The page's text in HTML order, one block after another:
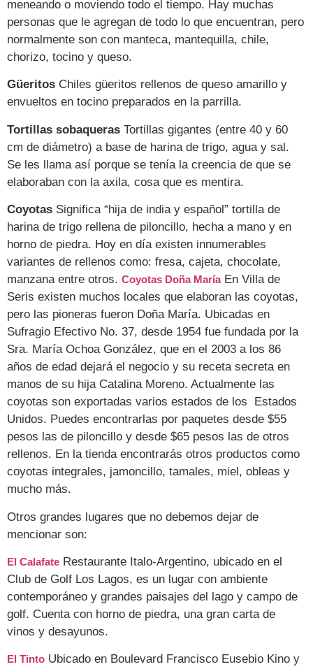
meneando o moviendo todo el tiempo. Hay muchas
personas que le agregan de todo lo que encuentran, pero
normalmente son con manteca, mantequilla, chile,
chorizo, tocino y queso.
Güeritos Chiles güeritos rellenos de queso amarillo y
envueltos en tocino preparados en la parrilla.
Tortillas sobaqueras Tortillas gigantes (entre 40 y 60
cm de diámetro) a base de harina de trigo, agua y sal.
Se les llama así porque se tenía la creencia de que se
elaboraban con la axila, cosa que es mentira.
Coyotas Significa “hija de india y español” tortilla de
harina de trigo rellena de piloncillo, hecha a mano y en
horno de piedra. Hoy en día existen innumerables
variantes de rellenos como: fresa, cajeta, chocolate,
manzana entre otros. Coyotas Doña MaríaEn Villa de
Seris existen muchos locales que elaboran las coyotas,
pero las pioneras fueron Doña María. Ubicadas en
Sufragio Efectivo No. 37, desde 1954 fue fundada por la
Sra. María Ochoa González, que en el 2003 a los 86
años de edad dejará el negocio y su receta secreta en
manos de su hija Catalina Moreno. Actualmente las
coyotas son exportadas varios estados de los Estados
Unidos. Puedes encontrarlas por paquetes desde $55
pesos las de piloncillo y desde $65 pesos las de otros
rellenos. En la tienda encontrarás otros productos como
coyotas integrales, jamoncillo, tamales, miel, obleas y
mucho más.
Otros grandes lugares que no debemos dejar de
mencionar son:
El Calafate Restaurante Italo-Argentino, ubicado en el
Club de Golf Los Lagos, es un lugar con ambiente
contemporáneo y grandes paisajes del lago y campo de
golf. Cuenta con horno de piedra, una gran carta de
vinos y desayunos.
El Tinto Ubicado en Boulevard Francisco Eusebio Kino y